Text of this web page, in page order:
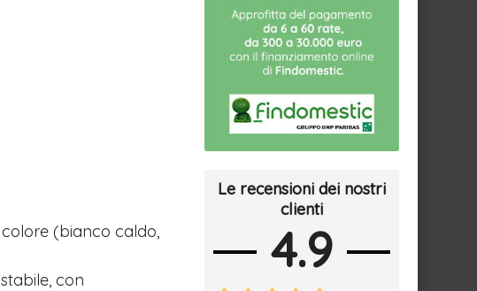
colore (bianco caldo,
con
Le recensioni dei nostri
clienti
4.9